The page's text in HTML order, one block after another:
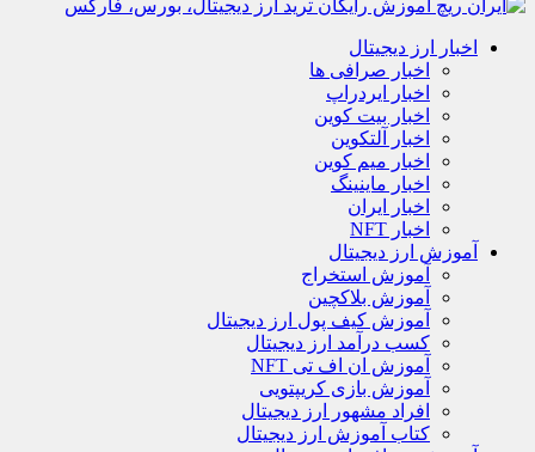
اخبار ارز دیجیتال
اخبار صرافی ها
اخبار ایردراپ
اخبار بیت کوین
اخبار آلتکوین
اخبار میم کوین
اخبار ماینینگ
اخبار ایران
اخبار NFT
آموزش ارز دیجیتال
آموزش استخراج
آموزش بلاکچین
آموزش کیف پول ارز دیجیتال
کسب درآمد ارز دیجیتال
آموزش ان اف تی NFT
آموزش بازی کریپتویی
افراد مشهور ارز دیجیتال
کتاب آموزش ارز دیجیتال